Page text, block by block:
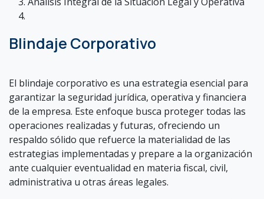
Blindaje Corporativo
El blindaje corporativo es una estrategia esencial para
garantizar la seguridad jurídica, operativa y financiera
de la empresa. Este enfoque busca proteger todas las
operaciones realizadas y futuras, ofreciendo un
respaldo sólido que refuerce la materialidad de las
estrategias implementadas y prepare a la organización
ante cualquier eventualidad en materia fiscal, civil,
administrativa u otras áreas legales.